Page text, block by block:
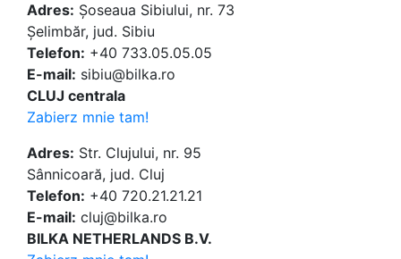
Adres: Șoseaua Sibiului, nr. 73
Șelimbăr, jud. Sibiu
Telefon: +40 733.05.05.05
E-mail: sibiu@bilka.ro
CLUJ centrala
Zabierz mnie tam!
Adres: Str. Clujului, nr. 95
Sânnicoară, jud. Cluj
Telefon: +40 720.21.21.21
E-mail: cluj@bilka.ro
BILKA NETHERLANDS B.V.